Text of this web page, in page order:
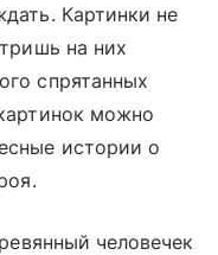
Картинки не
на них
спрятанных
можно
истории о
человечек